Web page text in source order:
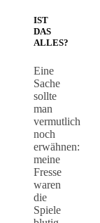
IST
DAS
ALLES?
Eine
Sache
sollte
man
vermutlich
noch
erwähnen:
meine
Fresse
waren
die
Spiele